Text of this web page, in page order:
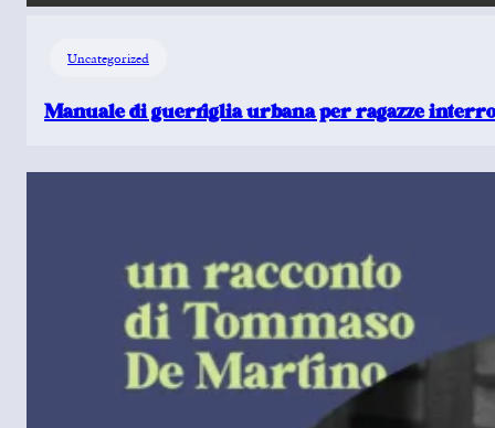
Uncategorized
Manuale di guerriglia urbana per ragazze